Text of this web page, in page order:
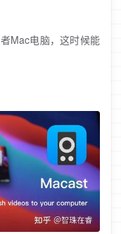
Mac电脑，这时候能